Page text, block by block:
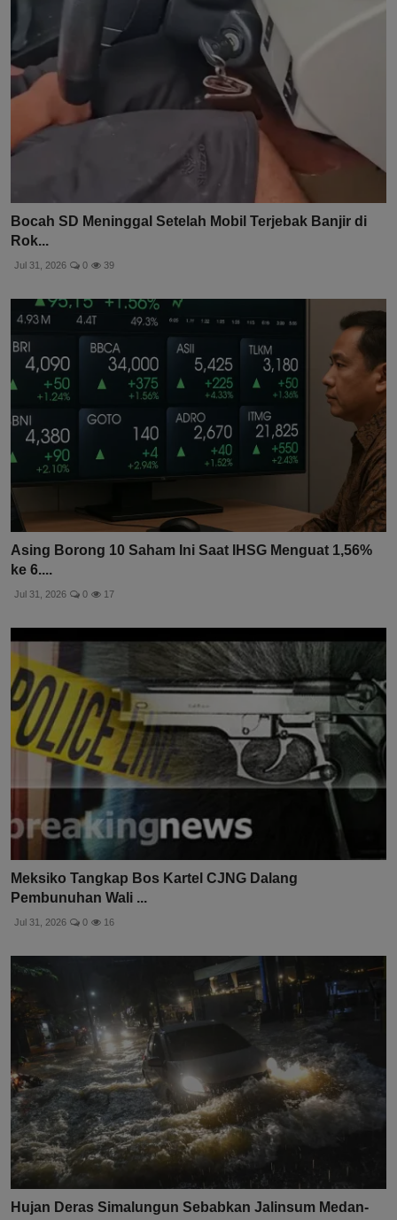
Bocah SD Meninggal Setelah Mobil Terjebak Banjir di
Rok...
Jul 31, 2026 0 39
Asing Borong 10 Saham Ini Saat IHSG Menguat 1,56%
ke 6....
Jul 31, 2026 0 17
Meksiko Tangkap Bos Kartel CJNG Dalang
Pembunuhan Wali ...
Jul 31, 2026 0 16
Hujan Deras Simalungun Sebabkan Jalinsum Medan-